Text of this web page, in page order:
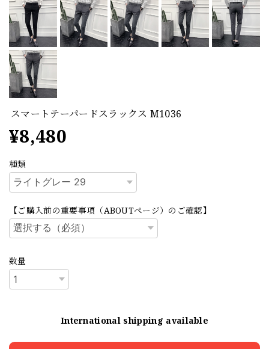
スマートテーパードスラックス M1036
¥8,480
種類
【ご購入前の重要事項（ABOUTページ）のご確認】
数量
International shipping available